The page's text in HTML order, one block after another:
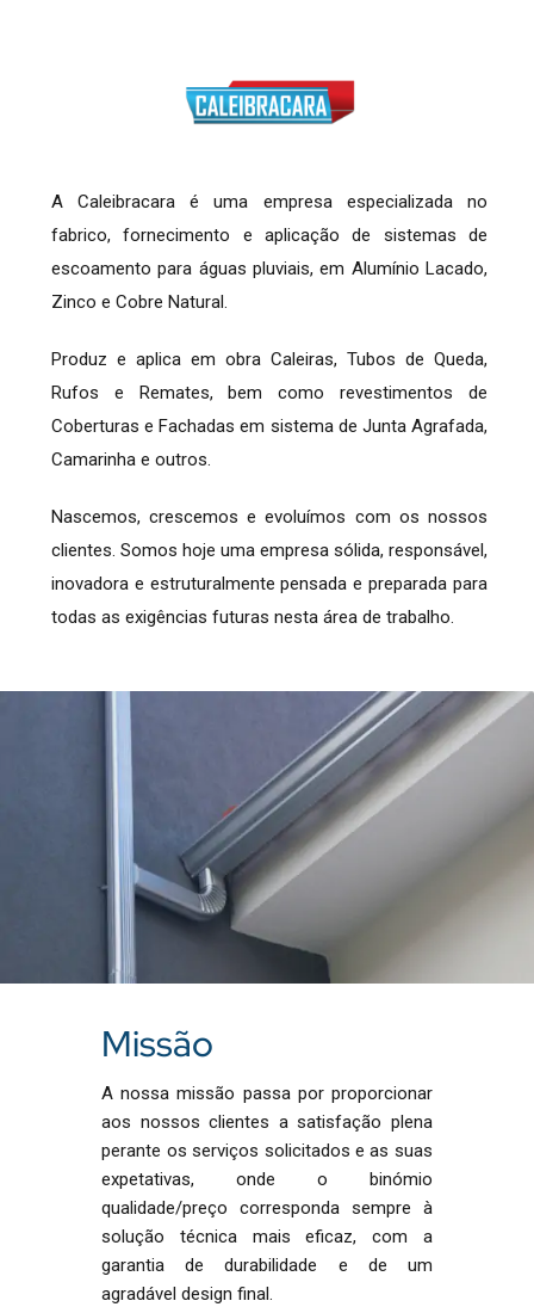
A Caleibracara é uma empresa especializada no
fabrico, fornecimento e aplicação de sistemas de
escoamento para águas pluviais, em Alumínio Lacado,
Zinco e Cobre Natural.
Produz e aplica em obra Caleiras, Tubos de Queda,
Rufos e Remates, bem como revestimentos de
Coberturas e Fachadas em sistema de Junta Agrafada,
Camarinha e outros.
Nascemos, crescemos e evoluímos com os nossos
clientes. Somos hoje uma empresa sólida, responsável,
inovadora e estruturalmente pensada e preparada para
todas as exigências futuras nesta área de trabalho.
Missão
A nossa missão passa por proporcionar
aos nossos clientes a satisfação plena
perante os serviços solicitados e as suas
expetativas, onde o binómio
qualidade/preço corresponda sempre à
solução técnica mais eficaz, com a
garantia de durabilidade e de um
agradável design final.